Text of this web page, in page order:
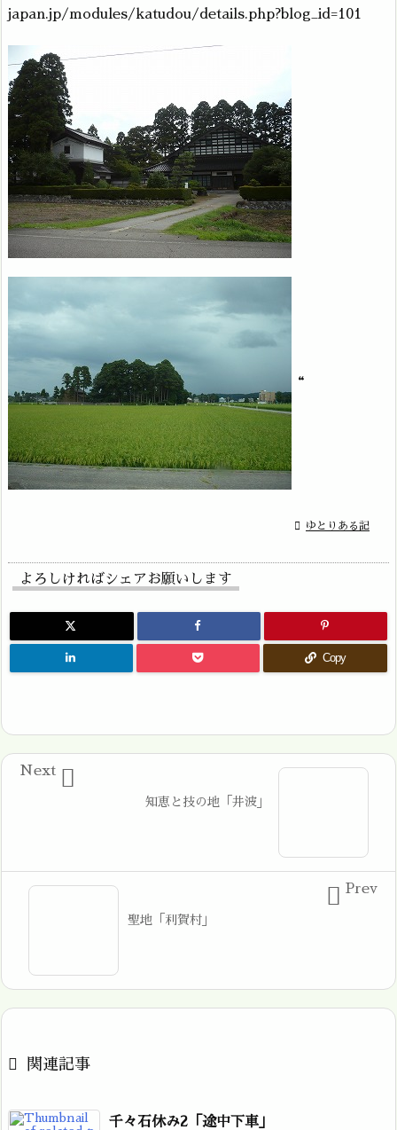
japan.jp/modules/katudou/details.php?blog_id=101
“
 ゆとりある記
よろしければシェアお願いします
Copy
知恵と技の地「井波」

Next
聖地「利賀村」
 Prev
 関連記事
千々石休み2「途中下車」